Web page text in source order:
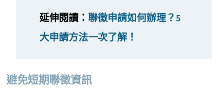
延伸閱讀： 聯徵申請如何辦理？5
大申請方法一次了解！
避免短期聯徵資訊